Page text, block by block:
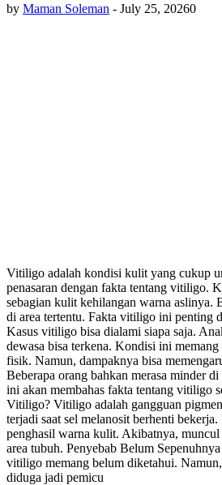
by Maman Soleman - July 25, 20260
Vitiligo adalah kondisi kulit yang cukup
penasaran dengan fakta tentang vitiligo.
sebagian kulit kehilangan warna aslinya.
di area tertentu. Fakta vitiligo ini penting
Kasus vitiligo bisa dialami siapa saja.
dewasa bisa terkena. Kondisi ini memang
fisik. Namun, dampaknya bisa
Beberapa orang bahkan merasa minder
ini akan membahas fakta tentang vitiligo
Vitiligo? Vitiligo adalah gangguan
terjadi saat sel melanosit berhenti
penghasil warna kulit. Akibatnya, muncul
area tubuh. Penyebab Belum
vitiligo memang belum diketahui.
diduga jadi pemicu